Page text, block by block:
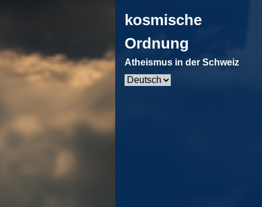
kosmische
Ordnung
Atheismus in der Schweiz
Sprache